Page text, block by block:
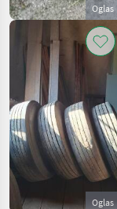
Oglas
Oglas